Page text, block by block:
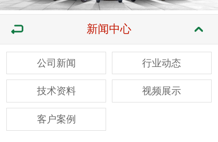
新闻中心
公司新闻 行业动态
技术资料 视频展示
客户案例